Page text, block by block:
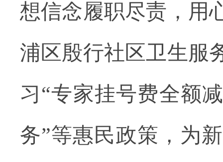
想信念履职尽责，用
浦区殷行社区卫生服
习“专家挂号费全额
务”等惠民政策，为